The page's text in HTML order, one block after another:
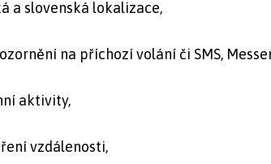
a slovenská lokalizace,
na příchozí volání či SMS,
aktivity,
vzdálenosti,